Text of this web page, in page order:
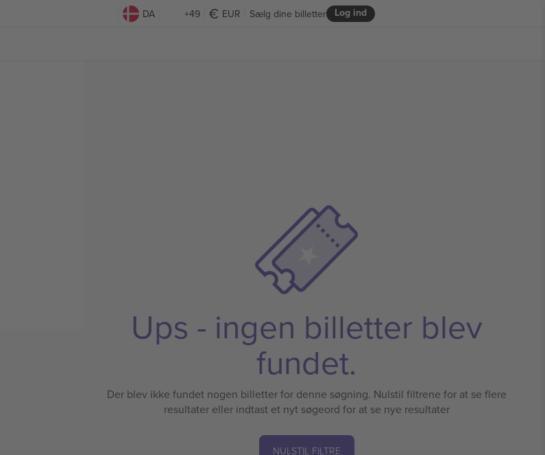
DA +49 EUR Log ind
Sælg dine billetter
Ups - ingen billetter blev
fundet.
Der blev ikke fundet nogen billetter for denne søgning. Nulstil filtrene for at se flere
resultater eller indtast et nyt søgeord for at se nye resultater
NULSTIL FILTRE